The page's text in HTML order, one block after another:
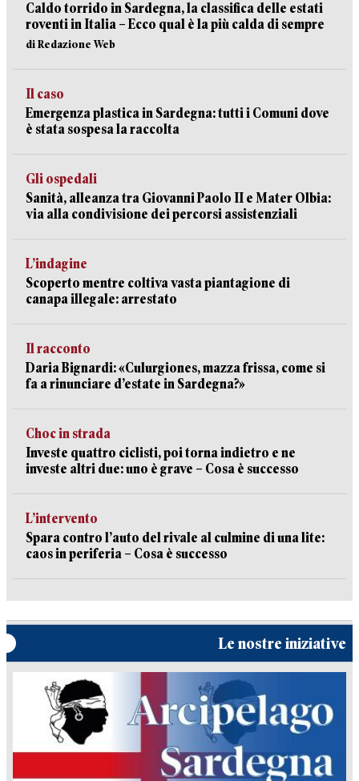
Caldo torrido in Sardegna, la classifica delle estati
roventi in Italia – Ecco qual è la più calda di sempre
di Redazione Web
Il caso
Emergenza plastica in Sardegna: tutti i Comuni dove
è stata sospesa la raccolta
Gli ospedali
Sanità, alleanza tra Giovanni Paolo II e Mater Olbia:
via alla condivisione dei percorsi assistenziali
L’indagine
Scoperto mentre coltiva vasta piantagione di
canapa illegale: arrestato
Il racconto
Daria Bignardi: «Culurgiones, mazza frissa, come si
fa a rinunciare d’estate in Sardegna?»
Choc in strada
Investe quattro ciclisti, poi torna indietro e ne
investe altri due: uno è grave – Cosa è successo
L’intervento
Spara contro l’auto del rivale al culmine di una lite:
caos in periferia – Cosa è successo
Le nostre iniziative